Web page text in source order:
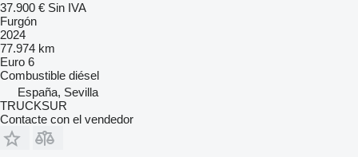
37.900 € Sin IVA
Furgón
2024
77.974 km
Euro 6
Combustible diésel
España, Sevilla
TRUCKSUR
Contacte con el vendedor